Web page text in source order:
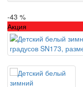
-43 %
Акция